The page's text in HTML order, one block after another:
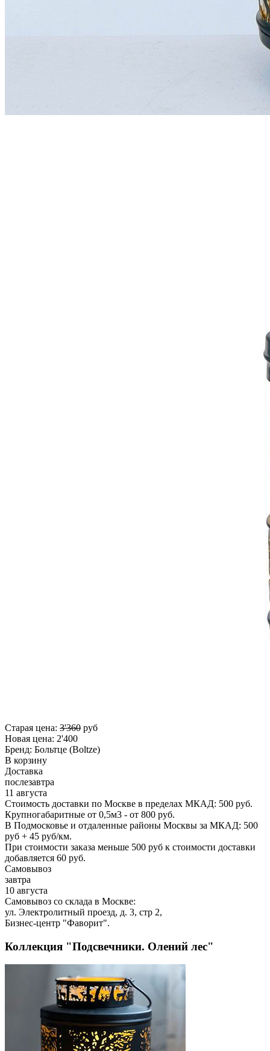
Старая цена: 3'360 руб
Новая цена: 2'400
Бренд: Больтце (Boltze)
В корзину
Доставка
послезавтра
11 августа
Стоимость доставки по Москве в пределах МКАД: 500 руб.
Крупногабаритные от 0,5м3 - от 800 руб.
В Подмосковье и отдаленные районы Москвы за МКАД: 500
руб + 45 руб/км.
При стоимости заказа меньше 500 руб к стоимости доставки
добавляется 60 руб.
Самовывоз
завтра
10 августа
Самовывоз со склада в Москве:
ул. Электролитный проезд, д. 3, стр 2,
Бизнес-центр "Фаворит".
Коллекция "Подсвечники. Олений лес"